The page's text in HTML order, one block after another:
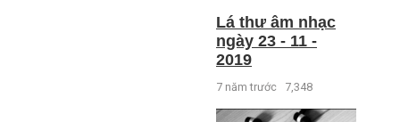
Lá thư âm nhạc
ngày 23 - 11 -
2019
7 năm trước 7,348